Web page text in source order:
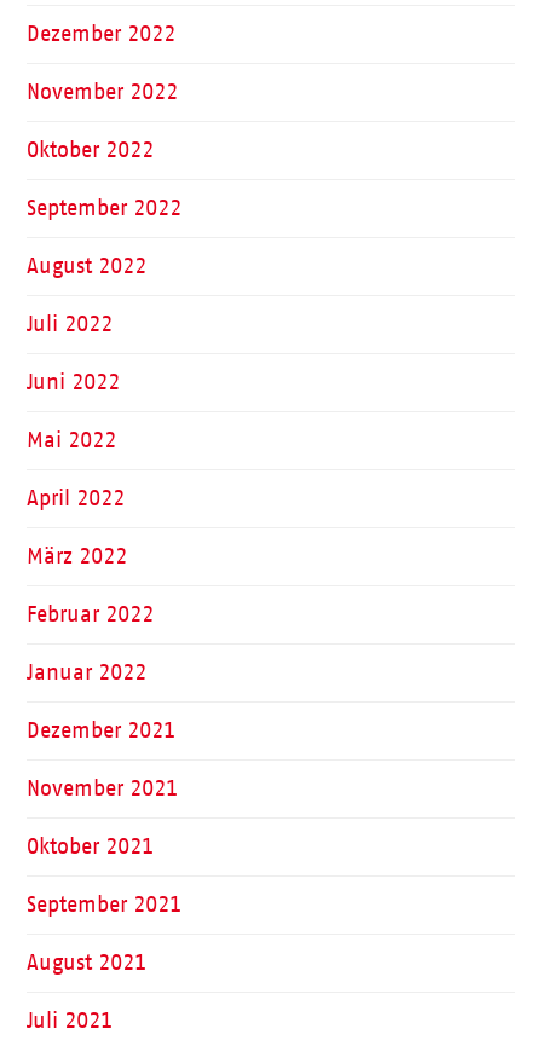
Dezember 2022
November 2022
Oktober 2022
September 2022
August 2022
Juli 2022
Juni 2022
Mai 2022
April 2022
März 2022
Februar 2022
Januar 2022
Dezember 2021
November 2021
Oktober 2021
September 2021
August 2021
Juli 2021